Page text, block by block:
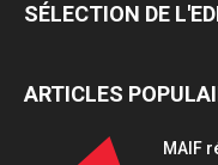
SÉLECTION DE
ARTICLES
MAIF